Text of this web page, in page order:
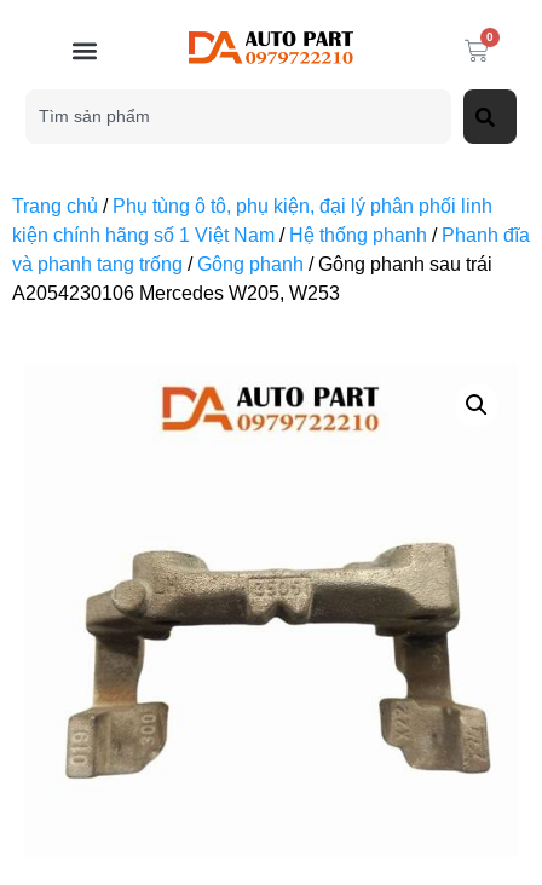
0
Trang chủ / Phụ tùng ô tô, phụ kiện, đại lý phân phối linh
kiện chính hãng số 1 Việt Nam / Hệ thống phanh / Phanh đĩa
và phanh tang trống /Gông phanh / Gông phanh sau trái
A2054230106 Mercedes W205, W253